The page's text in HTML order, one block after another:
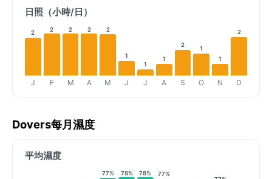
日照（小時/日）
2
J
2
F
2
M
2
A
2
M
1
J
1
J
1
A
2
S
1
O
1
N
2
D
Dovers每月濕度
平均濕度
77% 78% 78% 77%